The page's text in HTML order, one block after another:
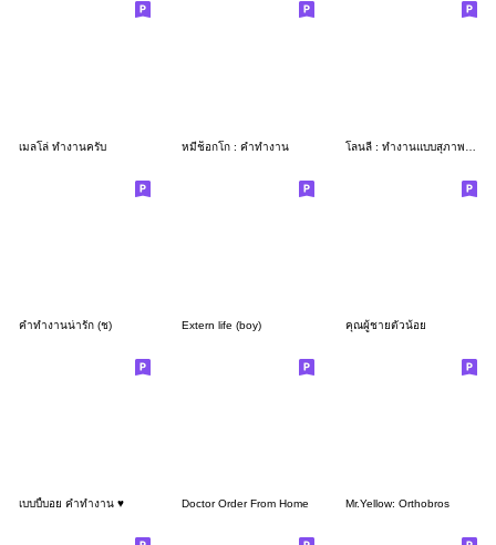
เมลโล่ ทำงานครับ หมีช็อกโก : คำทำงาน
คำทำงานน่ารัก (ช) Extern life (boy) คุณผู้ชายตัวน้อย
เบบบี้บอย คำทำงาน ♥️ Doctor Order From Home Mr.Yellow: Orthobros